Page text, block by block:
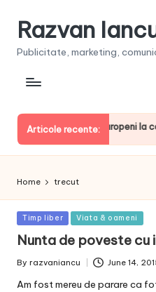
Razvan
Publicitate, marketing,
Articole recente:
printre liderii europeni la
Home trecut
Posted
Timp liber Viata & oameni
Nunta de poveste cu
Posted
By razvaniancu June 14,
Am fost mereu de parare ca